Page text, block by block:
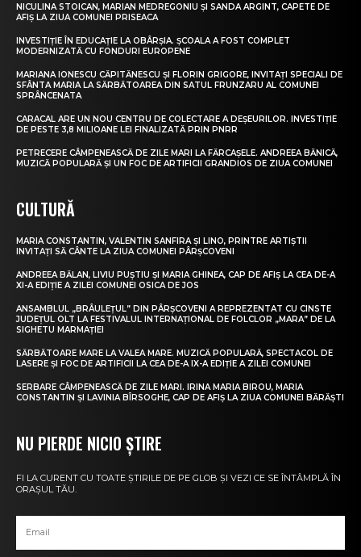
NICULINA STOICAN, MARIAN MEDREGONIU ȘI SANDA ARGINT, CAPETE DE
AFIȘ LA ZIUA COMUNEI PRISEACA
INVESTIȚIE ÎN EDUCAȚIE LA OBÂRȘIA. ȘCOALA A FOST COMPLET
MODERNIZATĂ CU FONDURI EUROPENE
MARIANA IONESCU CĂPITĂNESCU ȘI FLORIN GRIGORE, INVITAȚI SPECIALI DE
SFÂNTA MARIA LA SĂRBĂTOAREA DIN SATUL FRUNZARU AL COMUNEI
SPRÂNCENATA
CARACAL ARE UN NOU CENTRU DE COLECTARE A DEȘEURILOR. INVESTIȚIE
DE PESTE 3,8 MILIOANE LEI FINALIZATĂ PRIN PNRR
PETRECERE CÂMPENEASCĂ DE ZILE MARI LA FĂRCAȘELE. ANDREEA BĂNICĂ,
MUZICĂ POPULARĂ ȘI UN FOC DE ARTIFICII GRANDIOS DE ZIUA COMUNEI
CULTURĂ
MARIA CONSTANTIN, VALENTIN SANFIRA ȘI LINO, PRINTRE ARTIȘTII
INVITAȚI SĂ CÂNTE LA ZIUA COMUNEI PÂRȘCOVENI
ANDREEA BĂLAN, LIVIU PUȘTIU ȘI MARIA GHINEA, CAP DE AFIȘ LA CEA DE-A
XI-A EDIȚIE A ZILEI COMUNEI OSICA DE JOS
ANSAMBLUL „BRÂULEȚUL” DIN PÂRȘCOVENI A REPREZENTAT CU CINSTE
JUDEȚUL OLT LA FESTIVALUL INTERNAȚIONAL DE FOLCLOR „MARA” DE LA
SIGHETU MARMAȚIEI
SĂRBĂTOARE MARE LA VALEA MARE. MUZICĂ POPULARĂ, SPECTACOL DE
LASERE ȘI FOC DE ARTIFICII LA CEA DE-A IX-A EDIȚIE A ZILEI COMUNEI
SERBARE CÂMPENEASCĂ DE ZILE MARI. IRINA MARIA BIROU, MARIA
CONSTANTIN ȘI LAVINIA BÎRSOGHE, CAP DE AFIȘ LA ZIUA COMUNEI BĂRĂȘTI
NU PIERDE NICIO ȘTIRE
FI LA CURENT CU TOATE ȘTIRILE DE PE GLOB ȘI VEZI CE SE ÎNTÂMPLĂ ÎN
ORAȘUL TĂU.